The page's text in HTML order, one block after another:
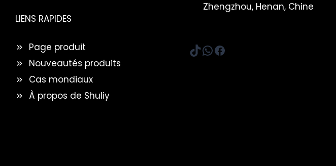
LIENS RAPIDES
Page produit
Nouveautés produits
Cas mondiaux
À propos de Shuliy
Zhengzhou, Henan, Chine
TikTok
WhatsApp
Facebook